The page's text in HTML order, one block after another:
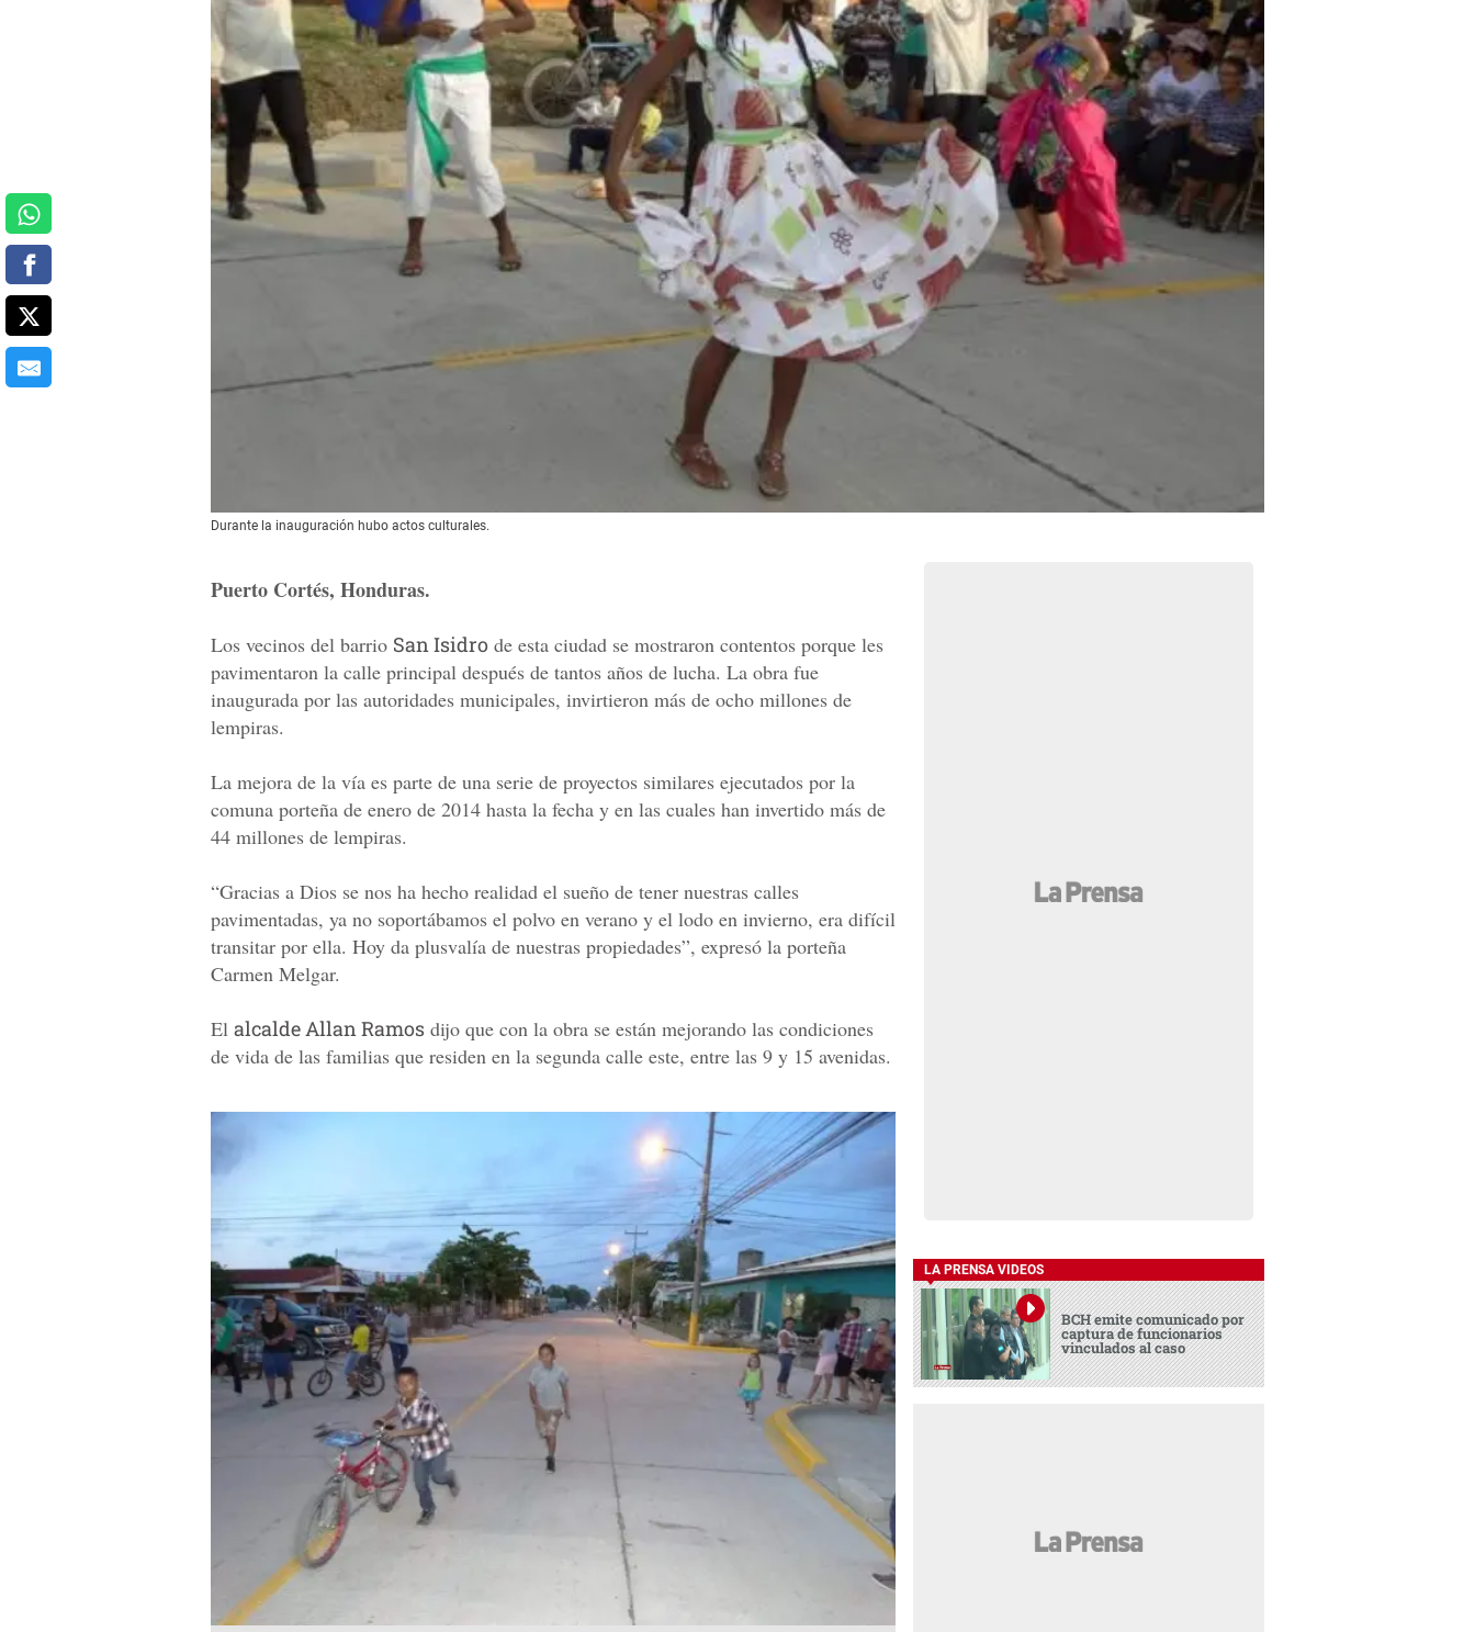
Durante la inauguración hubo actos culturales.
Puerto Cortés, Honduras.
Los vecinos del barrio San Isidro de esta ciudad se mostraron contentos porque les
pavimentaron la calle principal después de tantos años de lucha. La obra fue
inaugurada por las autoridades municipales, invirtieron más de ocho millones de
lempiras.
La mejora de la vía es parte de una serie de proyectos similares ejecutados por la
comuna porteña de enero de 2014 hasta la fecha y en las cuales han invertido más de
44 millones de lempiras.
“Gracias a Dios se nos ha hecho realidad el sueño de tener nuestras calles
pavimentadas, ya no soportábamos el polvo en verano y el lodo en invierno, era difícil
transitar por ella. Hoy da plusvalía de nuestras propiedades”, expresó la porteña
Carmen Melgar.
El alcalde Allan Ramos dijo que con la obra se están mejorando las condiciones
de vida de las familias que residen en la segunda calle este, entre las 9 y 15 avenidas.
LA PRENSA VIDEOS
BCH emite comunicado por
captura de funcionarios
vinculados al caso